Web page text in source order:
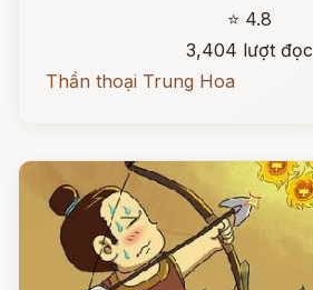
⭐ 4.8
3,404 lượt đọc
Thần thoại Trung Hoa